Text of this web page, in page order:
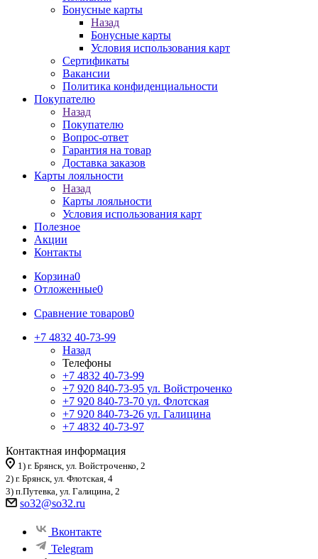
Бонусные карты
Назад
Бонусные карты
Условия использования карт
Сертификаты
Вакансии
Политика конфиденциальности
Покупателю
Назад
Покупателю
Вопрос-ответ
Гарантия на товар
Доставка заказов
Карты лояльности
Назад
Карты лояльности
Условия использования карт
Полезное
Акции
Контакты
Корзина0
Отложенные0
Сравнение товаров0
+7 4832 40-73-99
Назад
Телефоны
+7 4832 40-73-99
+7 920 840-73-95 ул. Войстроченко
+7 920 840-73-70 ул. Флотская
+7 920 840-73-26 ул. Галицина
+7 4832 40-73-97
Контактная информация
1) г. Брянск, ул. Войстроченко, 2
2) г. Брянск, ул. Флотская, 4
3) п.Путевка, ул. Галицина, 2
so32@so32.ru
Вконтакте
Telegram